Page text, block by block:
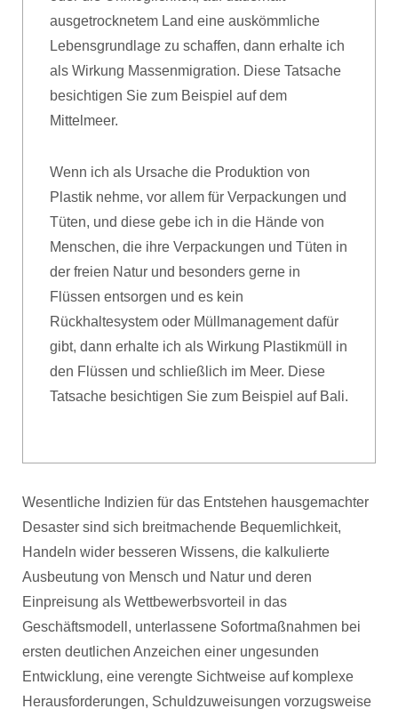
ausgetrocknetem Land eine auskömmliche
Lebensgrundlage zu schaffen, dann erhalte ich
als Wirkung Massenmigration. Diese Tatsache
besichtigen Sie zum Beispiel auf dem
Mittelmeer.
Wenn ich als Ursache die Produktion von
Plastik nehme, vor allem für Verpackungen und
Tüten, und diese gebe ich in die Hände von
Menschen, die ihre Verpackungen und Tüten in
der freien Natur und besonders gerne in
Flüssen entsorgen und es kein
Rückhaltesystem oder Müllmanagement dafür
gibt, dann erhalte ich als Wirkung Plastikmüll in
den Flüssen und schließlich im Meer. Diese
Tatsache besichtigen Sie zum Beispiel auf Bali.
Wesentliche Indizien für das Entstehen hausgemachter
Desaster sind sich breitmachende Bequemlichkeit,
Handeln wider besseren Wissens, die kalkulierte
Ausbeutung von Mensch und Natur und deren
Einpreisung als Wettbewerbsvorteil in das
Geschäftsmodell, unterlassene Sofortmaßnahmen bei
ersten deutlichen Anzeichen einer ungesunden
Entwicklung, eine verengte Sichtweise auf komplexe
Herausforderungen, Schuldzuweisungen vorzugsweise